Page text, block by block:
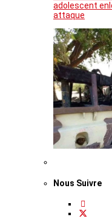
adolescent
attaque
Nous Suivre